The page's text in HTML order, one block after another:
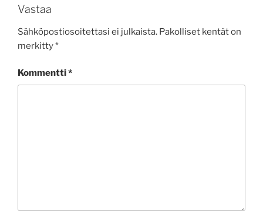
Vastaa
Sähköpostiosoitettasi ei julkaista. Pakolliset kentät on
merkitty*
Kommentti*